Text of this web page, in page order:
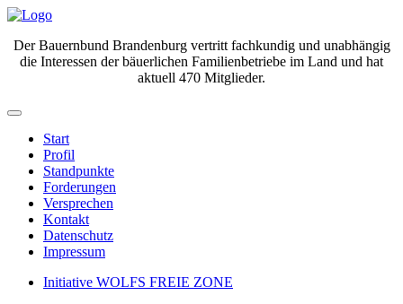
Der Bauernbund Brandenburg vertritt fachkundig und unabhängig
die Interessen der bäuerlichen Familienbetriebe im Land und hat
aktuell 470 Mitglieder.
Start
Profil
Standpunkte
Forderungen
Versprechen
Kontakt
Datenschutz
Impressum
Initiative WOLFS FREIE ZONE